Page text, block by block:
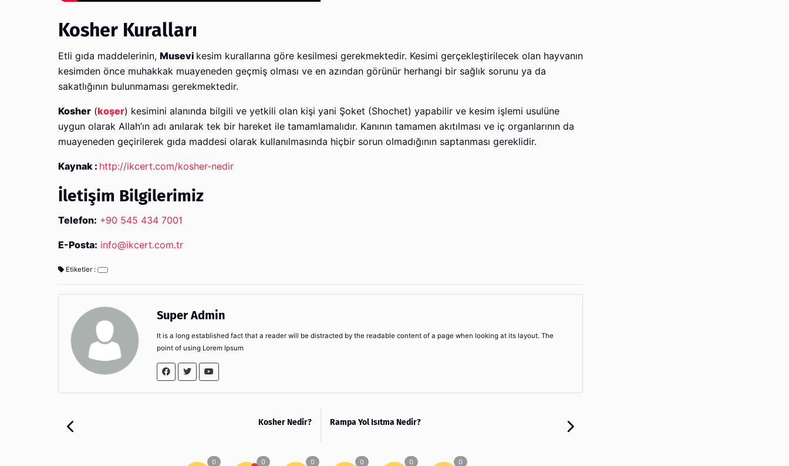
Kosher Kuralları
Etli gıda maddelerinin, Musevi kesim kurallarına göre kesilmesi gerekmektedir. Kesimi gerçekleştirilecek olan hayvanın
kesimden önce muhakkak muayeneden geçmiş olması ve en azından görünür herhangi bir sağlık sorunu ya da
sakatlığının bulunmaması gerekmektedir.
Kosher (koşer) kesimini alanında bilgili ve yetkili olan kişi yani Şoket (Shochet) yapabilir ve kesim işlemi usulüne
uygun olarak Allah’ın adı anılarak tek bir hareket ile tamamlamalıdır. Kanının tamamen akıtılması ve iç organlarının da
muayeneden geçirilerek gıda maddesi olarak kullanılmasında hiçbir sorun olmadığının saptanması gereklidir.
Kaynak : http://ikcert.com/kosher-nedir
İletişim Bilgilerimiz
Telefon: +90 545 434 7001
E-Posta: info@ikcert.com.tr
Etiketler :
Super Admin
It is a long established fact that a reader will be distracted by the readable content of a page when looking at its layout. The
point of using Lorem Ipsum
Kosher Nedir? Rampa Yol Isıtma Nedir?